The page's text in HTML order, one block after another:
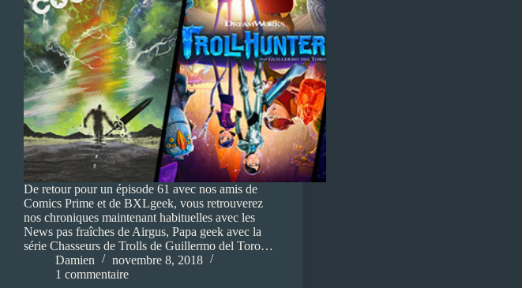
De retour pour un épisode 61 avec nos amis de
Comics Prime et de BXLgeek, vous retrouverez
nos chroniques maintenant habituelles avec les
News pas fraîches de Airgus, Papa geek avec la
série Chasseurs de Trolls de Guillermo del Toro…
Damien
novembre 8, 2018
1 commentaire